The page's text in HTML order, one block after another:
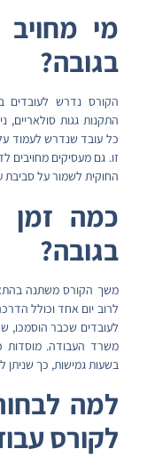
מי
בגובה?
הקורס נדרש לעובדים
התקנות גגות סולאריים,
כל עובד שנדרש לעמוד
זו. גם מעסיקים
החוקית לשמור על סביבת
כמה זמן
בגובה?
משך הקורס משתנה
לרוב יום אחד וכולל
לעובדים שכבר הוסמכו,
משרד העבודה. מוסדות
בשעות גמישות, כך
למה
לקורס